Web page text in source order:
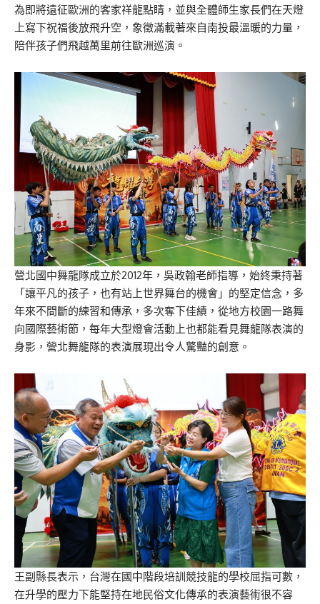
為即將遠征歐洲的客家祥龍點睛，並與全體師生家長們在天燈
上寫下祝福後放飛升空，象徵滿載著來自南投最溫暖的力量，
陪伴孩子們飛越萬里前往歐洲巡演。
營北國中舞龍隊成立於2012年，吳政翰老師指導，始終秉持著
「讓平凡的孩子，也有站上世界舞台的機會」的堅定信念，多
年來不間斷的練習和傳承，多次奪下佳績，從地方校園一路舞
向國際藝術節，每年大型燈會活動上也都能看見舞龍隊表演的
身影，營北舞龍隊的表演展現出令人驚豔的創意。
王副縣長表示，台灣在國中階段培訓競技龍的學校屈指可數，
在升學的壓力下能堅持在地民俗文化傳承的表演藝術很不容